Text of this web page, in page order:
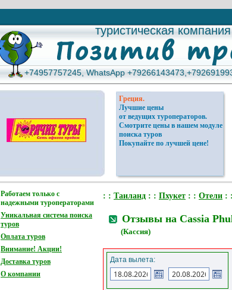
туристическая компания
туристическая компания
+74957757245, WhatsApp
+74957757245, WhatsApp
Греция.
Лучшие цены
от ведущих туроператоров.
Смотрите цены в нашем модуле
поиска туров
Покупайте по лучшей цене!
Работаем только с
надежными туроператорами
Уникальная система поиска
туров
Оплата туров
Внимание! Акции!
Доставка туров
О компании
: : Таиланд : : Пхукет : : Отели : :
Отзывы на Cassia
(Кассия)
Дата вылета: